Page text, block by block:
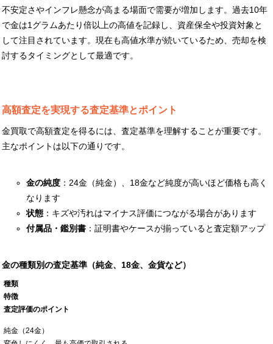
不安定さやインフレ懸念が高まる場面で需要が増加します。過去10年
で金は1グラムあたり倍以上の高値を記録し、資産保全や投資対象と
して注目されています。現在も高値水準が続いているため、売却を検
討するタイミングとして最適です。
高額査定を実現する査定基準とポイント
金買取で高額査定を得るには、査定基準を理解することが重要です。
主なポイントは以下の通りです。
金の純度 ：24金（純金）、18金など純度が高いほど価格も高く
なります
状態 ：キズや汚れはマイナス評価につながる場合があります
付属品・鑑別書 ：証明書やケースが揃っていると査定額アップ
金の種類別の査定基準（純金、18金、金貨など）
種類
特徴
査定評価のポイント
純金（24金）